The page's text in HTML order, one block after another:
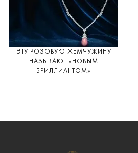
ЭТУ РОЗОВУЮ ЖЕМЧУЖИНУ
НАЗЫВАЮТ «НОВЫМ
БРИЛЛИАНТОМ»